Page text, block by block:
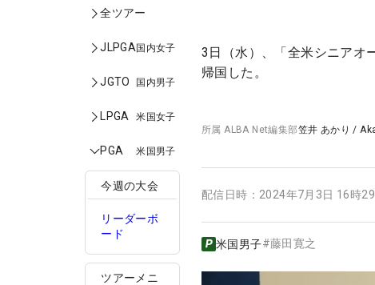
全ツアー
JLPGA国内女子
JGTO 国内男子
LPGA 米国女子
PGA 米国男子
今週の大会
リーダーボ
ード
ツアーメニ
3日（水）、「全米シニアオ
帰国した。
所属ALBA Net編集部笠井 あかり /
配信日時： 2024年7月3日 16時
米国男子#藤田寛之